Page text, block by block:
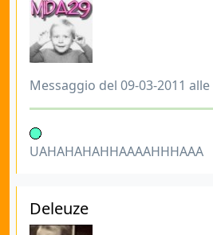
Messaggio del 09-03-2011
UAHAHAHAHHAAAAHHHAAA
Deleuze